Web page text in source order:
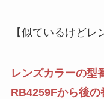
【似ているけどレ
レンズカラーの型
RB4259Fから後の